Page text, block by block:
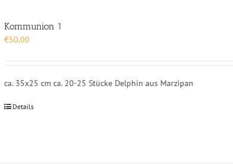
Kommunion 1
€50,00
ca. 35x25 cm ca. 20-25 Stücke Delphin aus Marzipan
Details